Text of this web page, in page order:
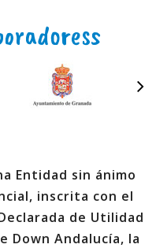
Entidad sin ánimo
inscrita con el
de Utilidad
Down Andalucía, la